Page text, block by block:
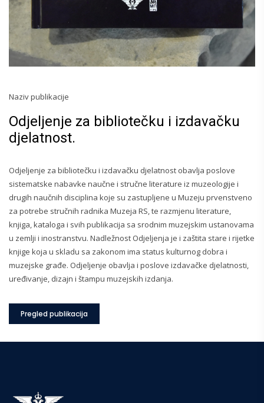
Naziv publikacije
Odjeljenje za bibliotečku i izdavačku
djelatnost.
Odjeljenje za bibliotečku i izdavačku djelatnost obavlja poslove
sistematske nabavke naučne i stručne literature iz muzeologije i
drugih naučnih disciplina koje su zastupljene u Muzeju prvenstveno
za potrebe stručnih radnika Muzeja RS, te razmjenu literature,
knjiga, kataloga i svih publikacija sa srodnim muzejskim ustanovama
u zemlji i inostranstvu. Nadležnost Odjeljenja je i zaštita stare i rijetke
knjige koja u skladu sa zakonom ima status kulturnog dobra i
muzejske građe. Odjeljenje obavlja i poslove izdavačke djelatnosti,
uređivanje, dizajn i štampu muzejskih izdanja.
Pregled publikacija